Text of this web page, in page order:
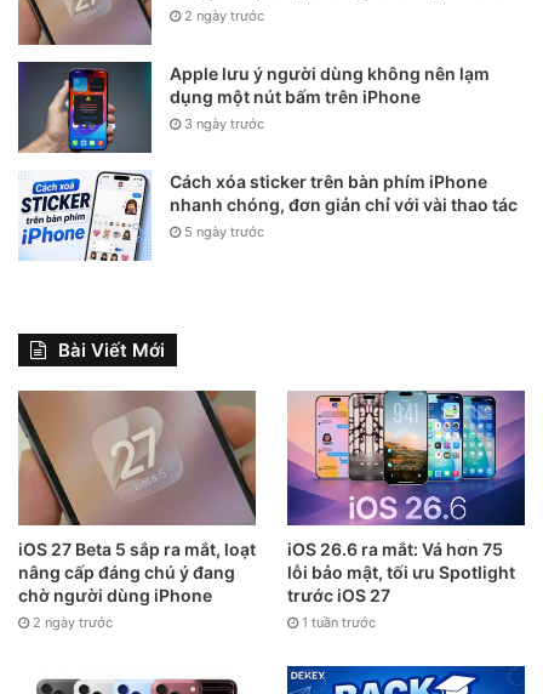
2 ngày trước
Apple lưu ý người dùng không nên lạm
dụng một nút bấm trên iPhone
3 ngày trước
Cách xóa sticker trên bàn phím iPhone
nhanh chóng, đơn giản chỉ với vài thao tác
5 ngày trước
Bài Viết Mới
iOS 27 Beta 5 sắp ra mắt, loạt
nâng cấp đáng chú ý đang
chờ người dùng iPhone
2 ngày trước
iOS 26.6 ra mắt: Vá hơn 75
lỗi bảo mật, tối ưu Spotlight
trước iOS 27
1 tuần trước